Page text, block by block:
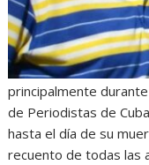
principalmente
de Periodistas de
hasta el día de su
recuento de todas las